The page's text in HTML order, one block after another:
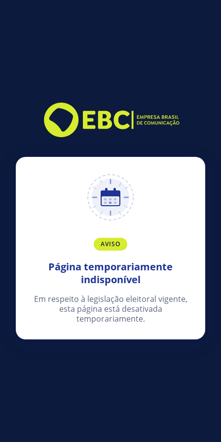
AVISO
Página temporariamente
indisponível
Em respeito à legislação eleitoral vigente,
esta página está desativada
temporariamente.